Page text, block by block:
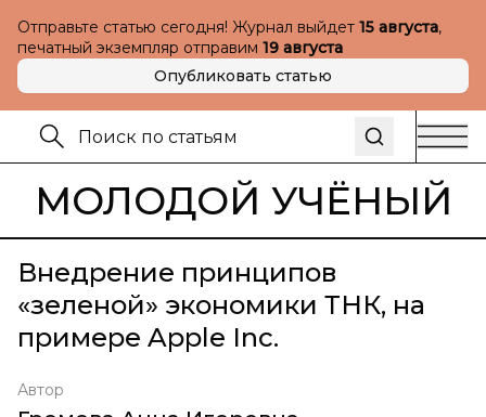
Отправьте статью сегодня! Журнал выйдет 15 августа,
печатный экземпляр отправим 19 августа
Опубликовать статью
МОЛОДОЙ УЧЁНЫЙ
Внедрение принципов
«зеленой» экономики ТНК, на
примере Apple Inc.
Автор